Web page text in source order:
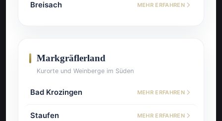
Breisach MEHR ERFAHREN
Markgräflerland
Kurorte und Weinberge im Süden
Bad Krozingen MEHR ERFAHREN
Staufen MEHR ERFAHREN